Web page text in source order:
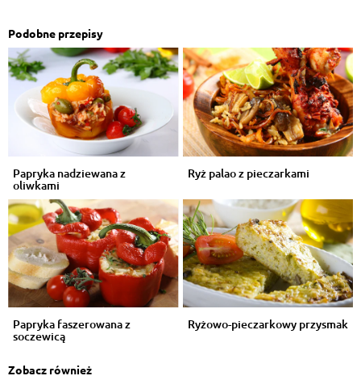
Podobne przepisy
Papryka nadziewana z
oliwkami
Ryż palao z pieczarkami
Papryka faszerowana z
soczewicą
Ryżowo-pieczarkowy przysmak
Zobacz również